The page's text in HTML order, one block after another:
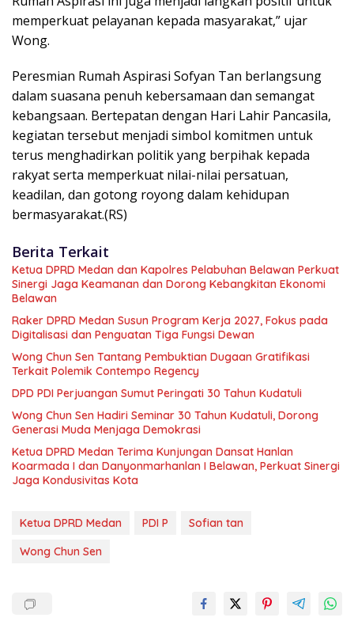
memperkuat pelayanan kepada masyarakat,” ujar
Wong.
Peresmian Rumah Aspirasi Sofyan Tan berlangsung
dalam suasana penuh kebersamaan dan semangat
kebangsaan. Bertepatan dengan Hari Lahir Pancasila,
kegiatan tersebut menjadi simbol komitmen untuk
terus menghadirkan politik yang berpihak kepada
rakyat serta memperkuat nilai-nilai persatuan,
keadilan, dan gotong royong dalam kehidupan
bermasyarakat.(RS)
Berita Terkait
Ketua DPRD Medan dan Kapolres Pelabuhan Belawan Perkuat
Sinergi Jaga Keamanan dan Dorong Kebangkitan Ekonomi
Belawan
Raker DPRD Medan Susun Program Kerja 2027, Fokus pada
Digitalisasi dan Penguatan Tiga Fungsi Dewan
Wong Chun Sen Tantang Pembuktian Dugaan Gratifikasi
Terkait Polemik Contempo Regency
DPD PDI Perjuangan Sumut Peringati 30 Tahun Kudatuli
Wong Chun Sen Hadiri Seminar 30 Tahun Kudatuli, Dorong
Generasi Muda Menjaga Demokrasi
Ketua DPRD Medan Terima Kunjungan Dansat Hanlan
Koarmada I dan Danyonmarhanlan I Belawan, Perkuat Sinergi
Jaga Kondusivitas Kota
Ketua DPRD Medan PDI P
Sofian tan
Wong Chun Sen